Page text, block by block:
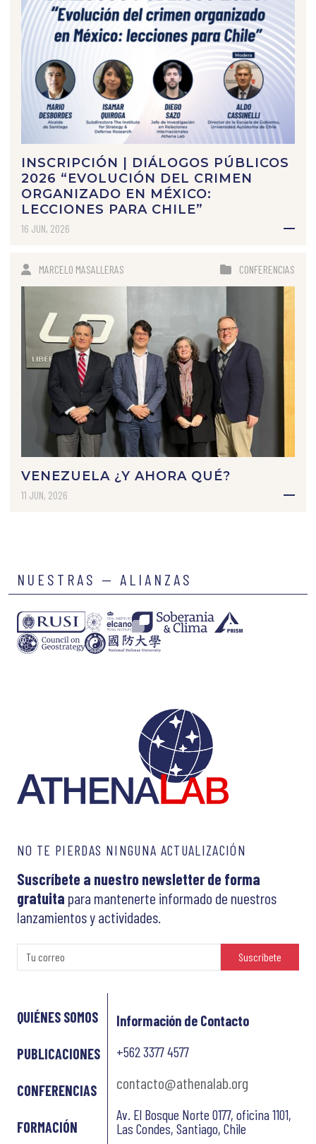
INSCRIPCIÓN | DIÁLOGOS PÚBLICOS
2026 “EVOLUCIÓN DEL CRIMEN
ORGANIZADO EN MÉXICO:
LECCIONES PARA CHILE”
16 JUN, 2026
MARCELO MASALLERAS CONFERENCIAS
VENEZUELA ¿Y AHORA QUÉ?
11 JUN, 2026
NUESTRAS — ALIANZAS
NO TE PIERDAS NINGUNA ACTUALIZACIÓN
Suscríbete a nuestro newsletter de forma
gratuita para mantenerte informado de nuestros
lanzamientos y actividades.
Suscríbete
QUIÉNES SOMOS
PUBLICACIONES
CONFERENCIAS
FORMACIÓN
Información de Contacto
+562 3377 4577
contacto@athenalab.org
Av. El Bosque Norte 0177, oficina 1101,
Las Condes, Santiago, Chile